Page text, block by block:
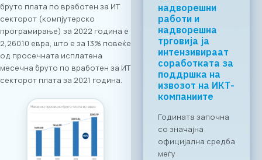
бруто плата по вработен за ИТ
секторот (компјутерско
програмирање) за 2022 година е
2,260.10 евра, што е за 13% повеќе
од просечната исплатена
месечна бруто по вработен за ИТ
секторот плата за 2021 година.
Скопје: Digital
Bridge &
Business ICT
Forum 2026 –
04.06.2026
За првпат се
создава
организирана
платформа помеѓу
македонскиот и
грчкиот ИКТ